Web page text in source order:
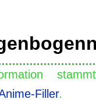
stammt
Filler.